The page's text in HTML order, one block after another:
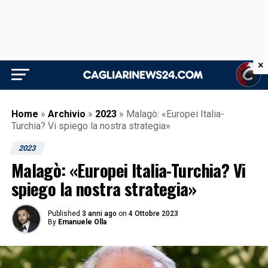
Home » Archivio » 2023 » Malagò: «Europei Italia-
Turchia? Vi spiego la nostra strategia»
2023
Malagò: «Europei Italia-Turchia? Vi
spiego la nostra strategia»
Published 3 anni ago on 4 Ottobre 2023
By Emanuele Olla
×